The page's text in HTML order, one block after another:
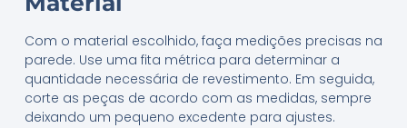
Com o material escolhido, faça medições precisas na
parede. Use uma fita métrica para determinar a
quantidade necessária de revestimento. Em seguida,
corte as peças de acordo com as medidas, sempre
deixando um pequeno excedente para ajustes.